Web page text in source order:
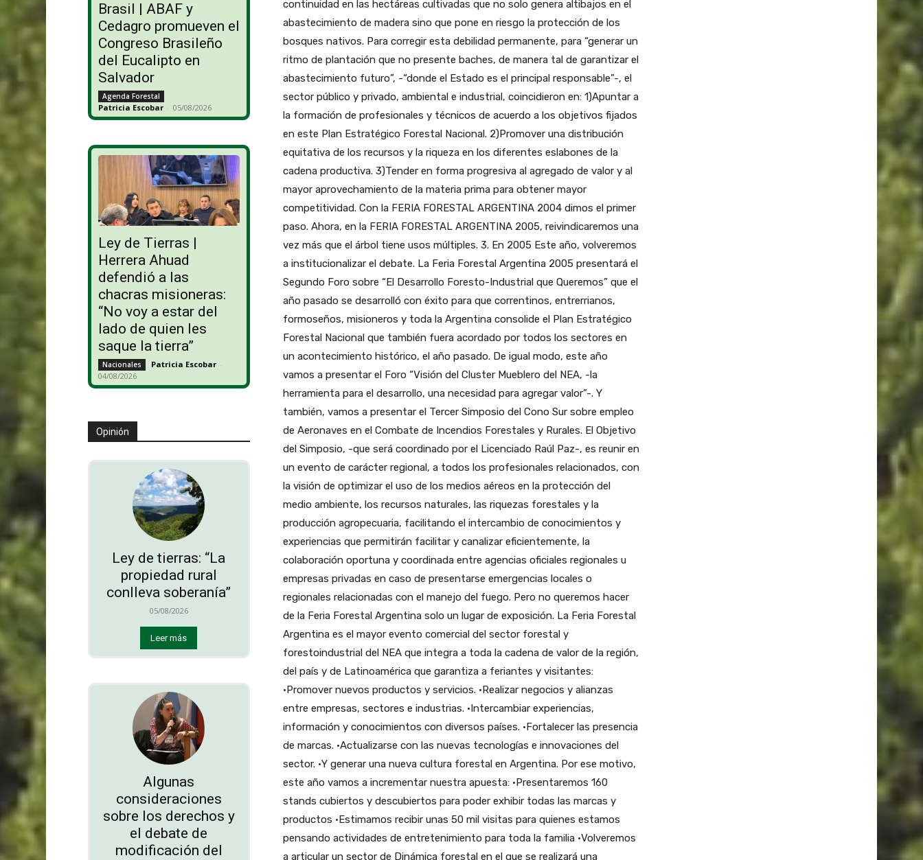
Brasil | ABAF y
Cedagro promueven el
Congreso Brasileño
del Eucalipto en
Salvador
Agenda Forestal
Patricia Escobar - 05/08/2026
Ley de Tierras |
Herrera Ahuad
defendió a las
chacras misioneras:
“No voy a estar del
lado de quien les
saque la tierra”
Nacionales Patricia Escobar -
04/08/2026
Opinión
Ley de tierras: “La
propiedad rural
conlleva soberanía”
05/08/2026
Leer más
Algunas
consideraciones
sobre los derechos y
el debate de
modificación del